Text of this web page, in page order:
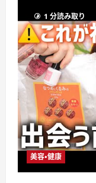
1 分読み取り
美容・健康